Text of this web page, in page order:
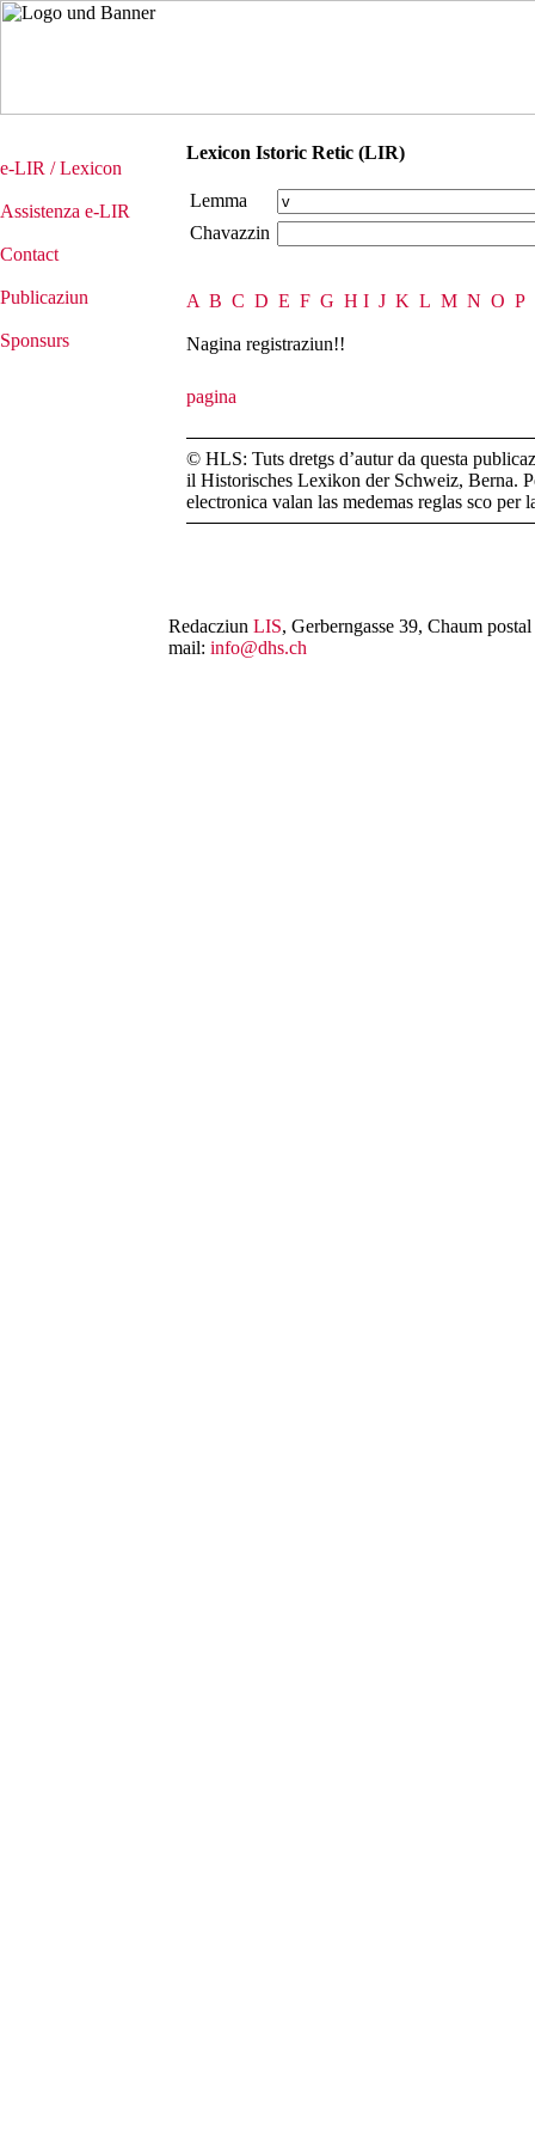
e-LIR / Lexicon
Assistenza e-LIR
Contact
Publicaziun
Sponsurs
Lexicon Istoric Retic (LIR)
Lemma
Chavazzin
A B C D E F G H I J K L M N O P
Nagina registraziun!!
© HLS: Tuts dretgs d’autur da questa
il Historisches Lexikon der Schweiz, Berna.
electronica valan las medemas reglas sco per
Redacziun LIS, Gerberngasse 39, Chaum
mail: info@dhs.ch